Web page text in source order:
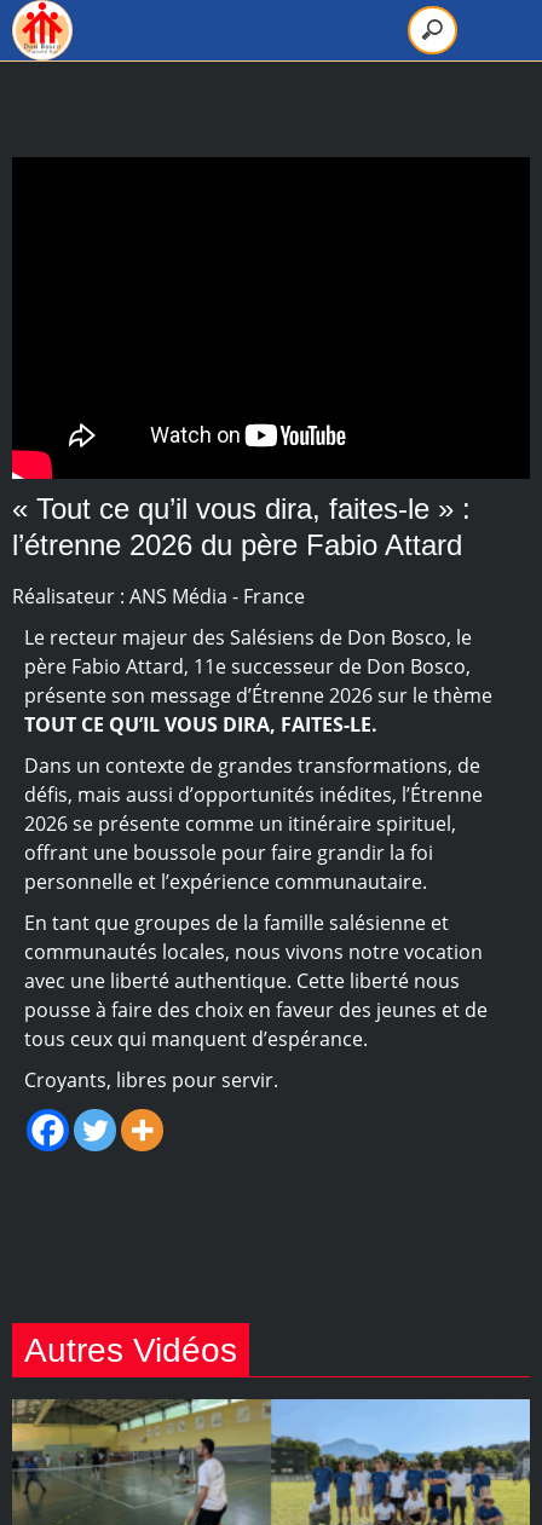
« Tout ce qu’il vous dira, faites-le » :
l’étrenne 2026 du père Fabio Attard
Réalisateur : ANS Média - France
Le recteur majeur des Salésiens de Don Bosco, le
père Fabio Attard, 11e successeur de Don Bosco,
présente son message d’Étrenne 2026 sur le thème
TOUT CE QU’IL VOUS DIRA, FAITES-LE.
Dans un contexte de grandes transformations, de
défis, mais aussi d’opportunités inédites, l’Étrenne
2026 se présente comme un itinéraire spirituel,
offrant une boussole pour faire grandir la foi
personnelle et l’expérience communautaire.
En tant que groupes de la famille salésienne et
communautés locales, nous vivons notre vocation
avec une liberté authentique. Cette liberté nous
pousse à faire des choix en faveur des jeunes et de
tous ceux qui manquent d’espérance.
Croyants, libres pour servir.
Autres Vidéos